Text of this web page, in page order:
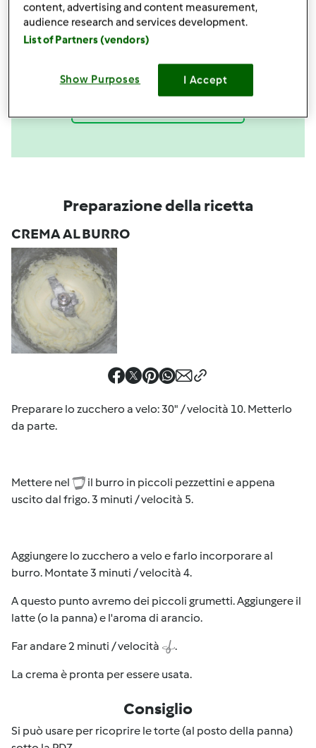
Condividi le tue attività
Preparazione della ricetta
CREMA AL BURRO
Preparare lo zucchero a velo: 30" / velocità 10. Metterlo
da parte.
Mettere nel
il burro in piccoli pezzettini e appena
uscito dal frigo.3 minuti / velocità 5.
Aggiungere lo zucchero a velo e farlo incorporare al
burro. Montate3 minuti / velocità 4.
A questo punto avremo dei piccoli grumetti.Aggiungere il
latte (o la panna) e l'aroma di arancio.
Far andare 2 minuti / velocità .
La crema è pronta per essere usata.
Consiglio
Si può usare per ricoprire le torte (al posto della panna)
content, advertising and content measurement,
audience research and services development.
List of Partners (vendors)
Show Purposes I Accept